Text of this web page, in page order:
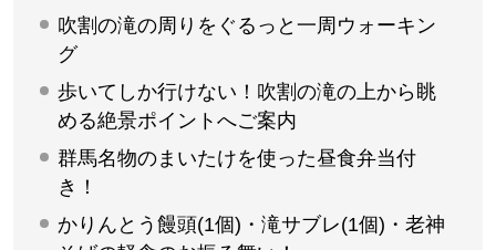
吹割の滝の周りをぐるっと一周ウォーキン
グ
歩いてしか行けない！吹割の滝の上から眺
める絶景ポイントへご案内
群馬名物のまいたけを使った昼食弁当付
き！
かりんとう饅頭(1個)・滝サブレ(1個)・老神